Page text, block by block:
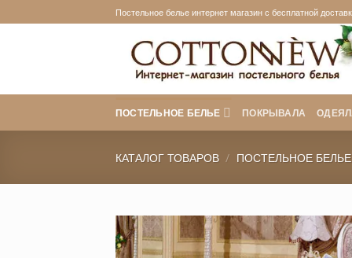
to
Постельное белье интернет магазин с бесплатной
ПОСТЕЛЬНОЕ БЕЛЬЕ ПОКРЫВАЛА
КАТАЛОГ ТОВАРОВ / ПОСТЕЛЬНОЕ БЕЛЬЕ